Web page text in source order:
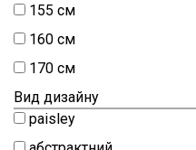
155 см
160 см
170 см
Вид дизайну
paisley